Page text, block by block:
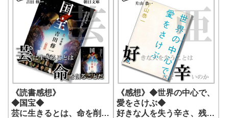
《読書感想》
◆国宝◆
芸に生きるとは、命を削る
《感想》◆世界の中心で、
愛をさけぶ◆
好きな人を失う辛さ、残さ